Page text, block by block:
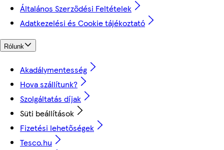
Általános Szerződési Feltételek
Adatkezelési és Cookie tájékoztató
Rólunk
Akadálymentesség
Hova szállítunk?
Szolgáltatás díjak
Süti beállítások
Fizetési lehetőségek
Tesco.hu